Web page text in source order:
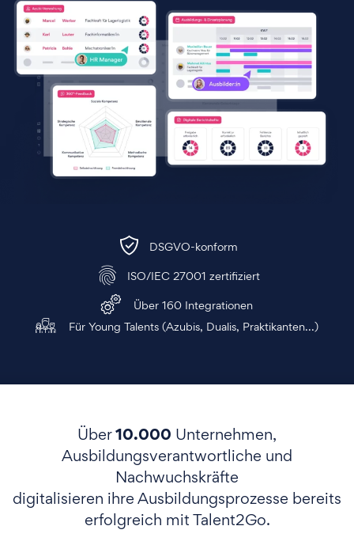
DSGVO-konform
ISO/IEC 27001 zertifiziert
Über 160 Integrationen
Für Young Talents (Azubis, Dualis, Praktikanten...)
Über10.000 Unternehmen,
Ausbildungsverantwortliche und
Nachwuchskräfte
digitalisieren ihre Ausbildungsprozesse bereits
erfolgreich mit Talent2Go.